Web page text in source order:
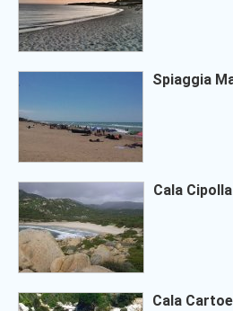
Spiaggia
Cala
Cala